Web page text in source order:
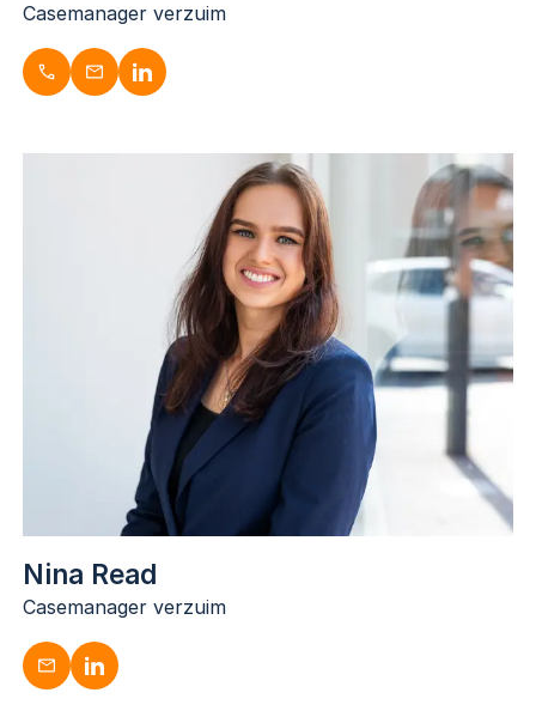
Casemanager verzuim
Martijn Abbenhues
Casemanager verzuim
053-3030747
m.abbenhues@dugardijn.nl
https://www.linkedin.com/in/martijn-abbenhues/
Nina Read
Casemanager verzuim